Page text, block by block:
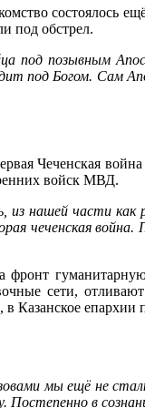
состоялось
под обстрел.
под позывным
под Богом. Сам
Чеченская война
войск МВД.
из нашей части
чеченская война.
фронт
сети,
Казанское
мы ещё не
в